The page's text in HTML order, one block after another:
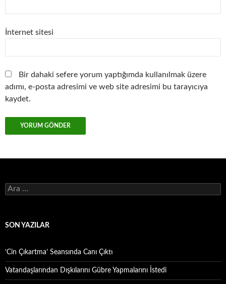
İnternet sitesi
Bir dahaki sefere yorum yaptığımda kullanılmak üzere
adımı, e-posta adresimi ve web site adresimi bu tarayıcıya
kaydet.
Arama:
SON YAZILAR
‘Cin Çıkartma’ Seansında Canı Çıktı
Vatandaşlarından Dışkılarını Gübre Yapmalarını İstedi